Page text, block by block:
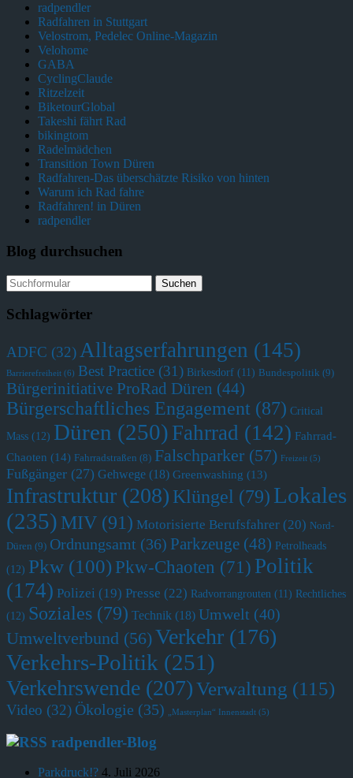
radpendler
Radfahren in Stuttgart
Velostrom, Pedelec Online-Magazin
Velohome
GABA
CyclingClaude
Ritzelzeit
BiketourGlobal
Takeshi fährt Rad
bikingtom
Radelmädchen
Transition Town Düren
Radfahren-Das überschätzte Risiko von hinten
Warum ich Rad fahre
Radfahren! in Düren
radpendler
Blog durchsuchen
Schlagwörter
ADFC (32)Alltagserfahrungen (145)
Barrierefreiheit (6) Best Practice (31) Birkesdorf (11) Bundespolitik (9)
Bürgerinitiative ProRad Düren (44)
Bürgerschaftliches Engagement (87) Critical
Mass (12) Düren (250) Fahrrad (142) Fahrrad-
Chaoten (14) Fahrradstraßen (8) Falschparker (57) Freizeit (5)
Fußgänger (27) Gehwege (18) Greenwashing (13)
Infrastruktur (208) Klüngel (79) Lokales
(235) MIV (91) Motorisierte Berufsfahrer (20) Nord-
Düren (9) Ordnungsamt (36) Parkzeuge (48) Petrolheads
(12) Pkw (100) Pkw-Chaoten (71) Politik
(174) Polizei (19) Presse (22) Radvorrangrouten (11) Rechtliches
(12) Soziales (79) Technik (18) Umwelt (40)
Umweltverbund (56)Verkehr (176)
Verkehrs-Politik (251)
Verkehrswende (207)Verwaltung (115)
Video (32) Ökologie (35) „Masterplan“ Innenstadt (5)
radpendler-Blog
Parkdruck!? 4. Juli 2026